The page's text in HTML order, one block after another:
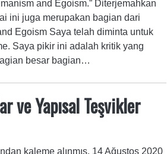
and Egoism.” Diterjemahkan
ini juga merupakan bagian dari
Egoism Saya telah diminta untuk
Saya pikir ini adalah kritik yang
besar bagian…
ve Yapısal Teşvikler
kaleme alınmış, 14 Ağustos 2020